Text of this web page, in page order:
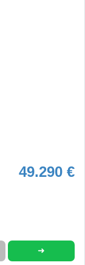
49.290 €
➜